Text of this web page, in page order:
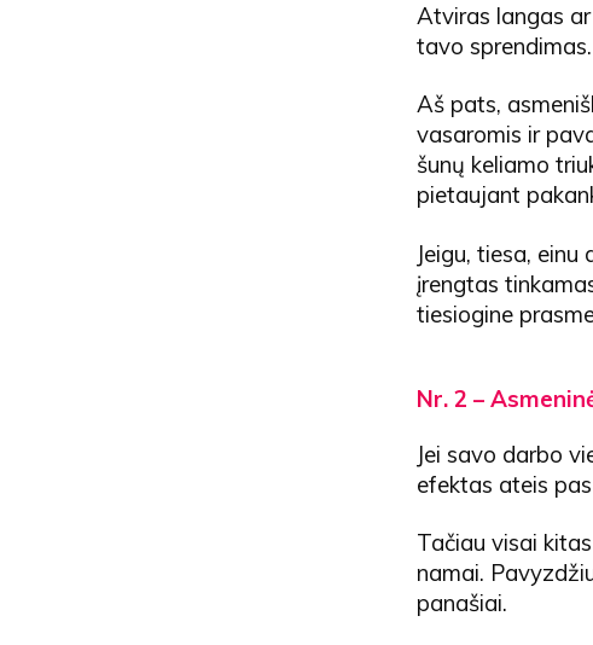
Atviras langas
tavo sprendimas.
Aš pats,
vasaromis ir
šunų keliamo
pietaujant
Jeigu, tiesa,
įrengtas
tiesiogine
Nr. 2 –
Jei savo darbo
efektas ateis
Tačiau visai
namai.
panašiai.